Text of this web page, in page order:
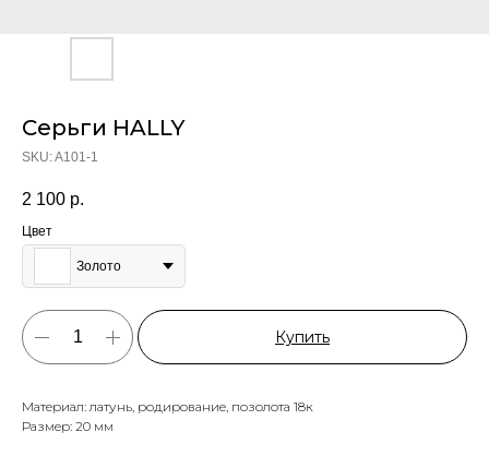
Серьги HALLY
SKU:A101-1
2 100 р.
Цвет
Золото
Купить
Материал: латунь, родирование, позолота 18к
Размер: 20 мм